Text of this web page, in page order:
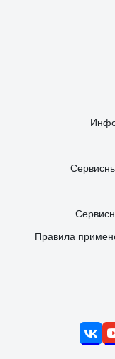
Правила